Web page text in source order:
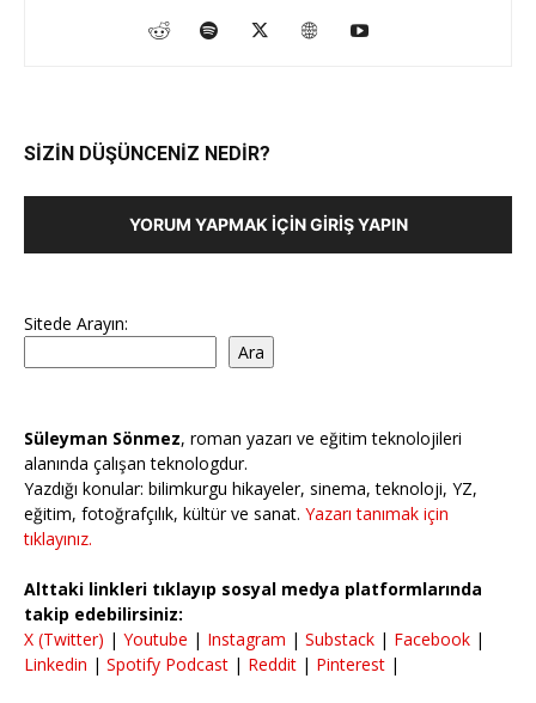
SİZİN DÜŞÜNCENİZ NEDİR?
YORUM YAPMAK İÇIN GIRIŞ YAPIN
Sitede Arayın:
Ara
Süleyman Sönmez, roman yazarı ve eğitim teknolojileri
alanında çalışan teknologdur.
Yazdığı konular: bilimkurgu hikayeler, sinema, teknoloji, YZ,
eğitim, fotoğrafçılık, kültür ve sanat. Yazarı tanımak için
tıklayınız.
Alttaki linkleri tıklayıp sosyal medya platformlarında
takip edebilirsiniz:
X (Twitter) | Youtube | Instagram | Substack | Facebook |
Linkedin | Spotify Podcast | Reddit | Pinterest |